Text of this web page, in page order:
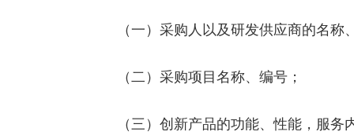
（一）采购人以及研发供应商的名称
（二）采购项目名称、编号；
（三）创新产品的功能、性能，服务